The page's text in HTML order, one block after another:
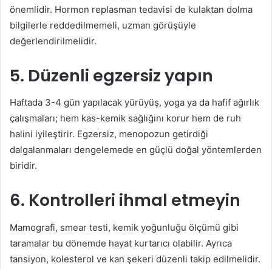
önemlidir. Hormon replasman tedavisi de kulaktan dolma
bilgilerle reddedilmemeli, uzman görüşüyle
değerlendirilmelidir.
5. Düzenli egzersiz yapın
Haftada 3-4 gün yapılacak yürüyüş, yoga ya da hafif ağırlık
çalışmaları; hem kas-kemik sağlığını korur hem de ruh
halini iyileştirir. Egzersiz, menopozun getirdiği
dalgalanmaları dengelemede en güçlü doğal yöntemlerden
biridir.
6. Kontrolleri ihmal etmeyin
Mamografi, smear testi, kemik yoğunluğu ölçümü gibi
taramalar bu dönemde hayat kurtarıcı olabilir. Ayrıca
tansiyon, kolesterol ve kan şekeri düzenli takip edilmelidir.